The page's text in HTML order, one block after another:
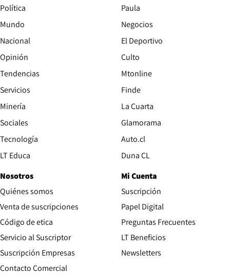
Política
Mundo
Nacional
Opinión
Tendencias
Servicios
Minería
Sociales
Tecnología
LT Educa
Paula
Negocios
El Deportivo
Culto
Mtonline
Finde
La Cuarta
Glamorama
Auto.clOpens in new window
Duna CLOpens in new window
Nosotros
Quiénes somos
Venta de suscripciones
Código de etica Opens in new window
Servicio al Suscriptor
Suscripción Empresas
Contacto ComercialOpens in new window
Mi Cuenta
Suscripción
Papel DigitalOpens in new
Preguntas Frecuentes
LT Beneficios
Newsletters